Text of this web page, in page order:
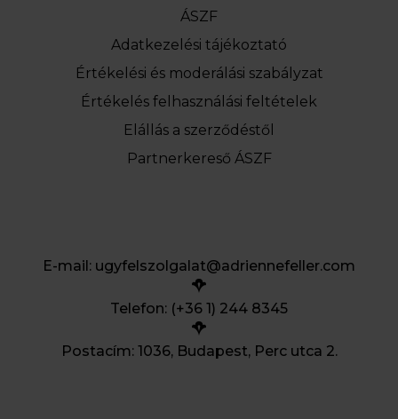
ÁSZF
Adatkezelési tájékoztató
Értékelési és moderálási szabályzat
Értékelés felhasználási feltételek
Elállás a szerződéstől
Partnerkereső ÁSZF
E-mail: ugyfelszolgalat@adriennefeller.com
Telefon: (+36 1) 244 8345
Postacím: 1036, Budapest, Perc utca 2.